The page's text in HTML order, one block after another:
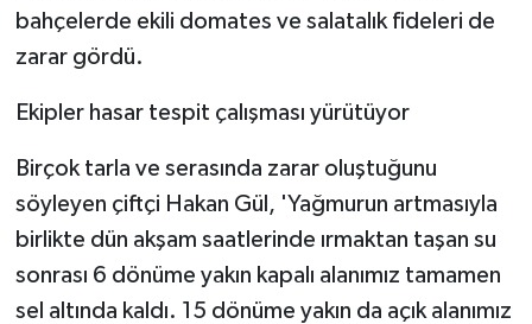
bahçelerde ekili domates ve salatalık fideleri de
zarar gördü.
Ekipler hasar tespit çalışması yürütüyor
Birçok tarla ve serasında zarar oluştuğunu
söyleyen çiftçi Hakan Gül, 'Yağmurun artmasıyla
birlikte dün akşam saatlerinde ırmaktan taşan su
sonrası 6 dönüme yakın kapalı alanımız tamamen
sel altında kaldı. 15 dönüme yakın da açık alanımız